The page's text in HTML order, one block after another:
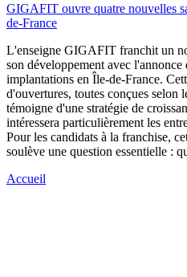
GIGAFIT ouvre quatre nouvelles
de-France
L'enseigne GIGAFIT franchit un
son développement avec l'annonce
implantations en Île-de-France.
d'ouvertures, toutes conçues selon
témoigne d'une stratégie de
intéressera particulièrement les
Pour les candidats à la franchise,
soulève une question essentielle :
Accueil